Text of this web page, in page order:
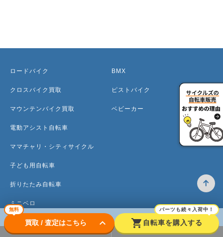
無料
買取 / 査定はこちら keyboard_arrow_down shopping_cart
パーツも続々入荷中！
自転車を購入する
ロードバイク
クロスバイク買取
マウンテンバイク買取
電動アシスト自転車
ママチャリ・シティサイクル
子ども用自転車
折りたたみ自転車
ミニベロ
BMX
ピストバイク
ベビーカー